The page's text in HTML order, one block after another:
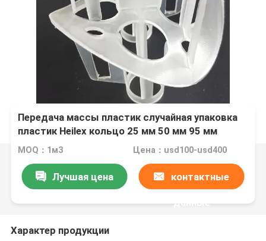
Передача массы пластик случайная упаковка
пластик Heilex кольцо 25 мм 50 мм 95 мм
MOQ：1м3 Цена：usd100-usd400
Лучшая цена контактные
данные
Характер продукции